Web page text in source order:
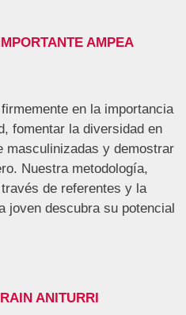
AMPEA
en la importancia
fomentar la diversidad en
masculinizadas y demostrar
Nuestra metodología,
de referentes y la
joven descubra su potencial
ANITURRI